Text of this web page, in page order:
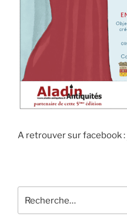
A retrouver sur facebook :
pour